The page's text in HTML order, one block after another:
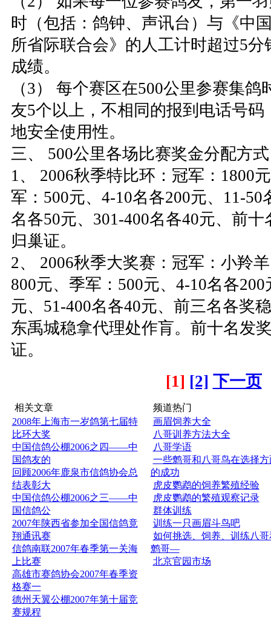
时（包括：鸽钟、声讯台）与《中
所省际联合会》的人工计时超过5
成绩。
（3） 每个赛区在500公里参赛集
友5个以上，不相同的报到电话号
地安全使用性。
三、 500公里各场比赛奖金分配方
1、 2006秋季特比环：冠军：1800
军：500元、4-10名各200元、11-50
名各50元、301-400名各40元、前
归巢证。
2、 2006秋季大奖赛：冠军：小羚
800元、季军：500元、4-10名各200
元、51-400名各40元、前三名各奖
东禹城稳拿代理处作肓。前十名发
证。
[1] [2] 下一页
相关文章
2008年上海市一岁鸽第七届特
比环大奖
中国信鸽公棚2006之四——中
国鸽友的
回顾2006年鹿泉市信鸽协会总
结表彰大
中国信鸽公棚2006之三——中
国信鸽公
2007年陕西省参加全国信鸽竟
翔通讯赛
信鸽南联2007年春季第一关海
上比赛
高雄市赛鸽协会2007年春季资
格赛一
德州天翼公棚2007年第十届竞
赛规程
频道热门
画眉饲养大全
八哥训养方法大全
八哥学语
一些鹩哥和八哥鸟在选择方
的成功
虎皮鹦鹉的饲养繁殖经验
虎皮鹦鹉的繁殖观察记录
群体训练
训练一只画眉斗鸟吧
如何挑选、饲养、训练八哥
鹩哥—
北京官园市场